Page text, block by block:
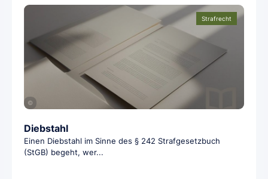
Strafrecht
©
Diebstahl
Einen Diebstahl im Sinne des § 242 Strafgesetzbuch
(StGB) begeht, wer...